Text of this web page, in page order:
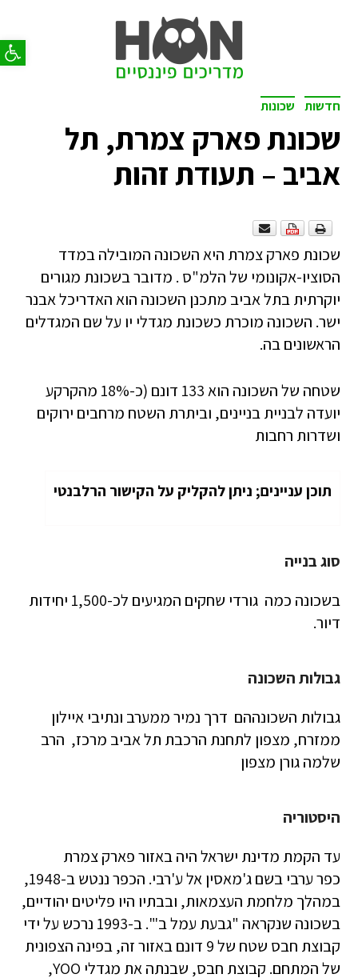
פתח
חדשות שכונות
שכונת פארק צמרת, תל
אביב – תעודת זהות
שכונת פארק צמרת היא השכונה המובילה במדד
הסוציו-אקונומי של הלמ"ס . מדובר בשכונת מגורים
יוקרתית בתל אביב מתכנן השכונה הוא האדריכל אבנר
ישר. השכונה מוכרת כשכונת מגדלי יו על שם המגדלים
הראשונים בה.
שטחה של השכונה הוא 133 דונם (כ-18% מהקרקע
יועדה לבניית בניינים, וביתרת השטח מרחבים ירוקים
ושדרות רחבות
תוכן עניינים; ניתן להקליק על הקישור הרלבנטי
סוג בנייה
בשכונה כמה גורדי שחקים המגיעים לכ-1,500 יחידות
דיור.
גבולות השכונה
גבולות השכונההם דרך נמיר ממערב ונתיבי איילון
ממזרח, מצפון לתחנת הרכבת תל אביב מרכז, הרב
שלמה גורן מצפון
היסטוריה
עד הקמת מדינת ישראל היה באזור פארק צמרת
כפר ערבי בשם ג'מאסין אל ע'רבי. הכפר ננטש ב-1948,
במהלך מלחמת העצמאות, ובבתיו היו פליטים יהודיים,
בשכונה שנקראה "גבעת עמל ב'". ב-1993 נרכש על ידי
קבוצת חבס שטח של 9 דונם באזור זה, בפינה הצפונית
של המתחם. קבוצת חבס, שבנתה את מגדלי YOO,